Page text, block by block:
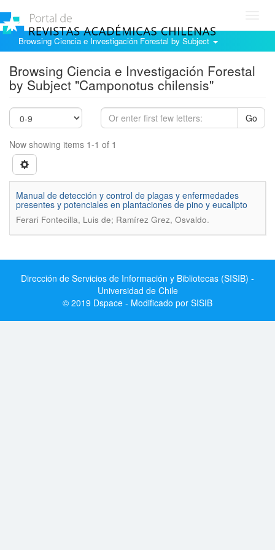
Browsing Ciencia e Investigación Forestal by Subject
Browsing Ciencia e Investigación Forestal
by Subject "Camponotus chilensis"
Go
Now showing items 1-1 of 1
Manual de detección y control de plagas y enfermedades
presentes y potenciales en plantaciones de pino y eucalipto
Ferari Fontecilla, Luis de; Ramírez Grez, Osvaldo.
Dirección de Servicios de Información y Bibliotecas (SISIB) -
Universidad de Chile
© 2019 Dspace - Modificado por SISIB